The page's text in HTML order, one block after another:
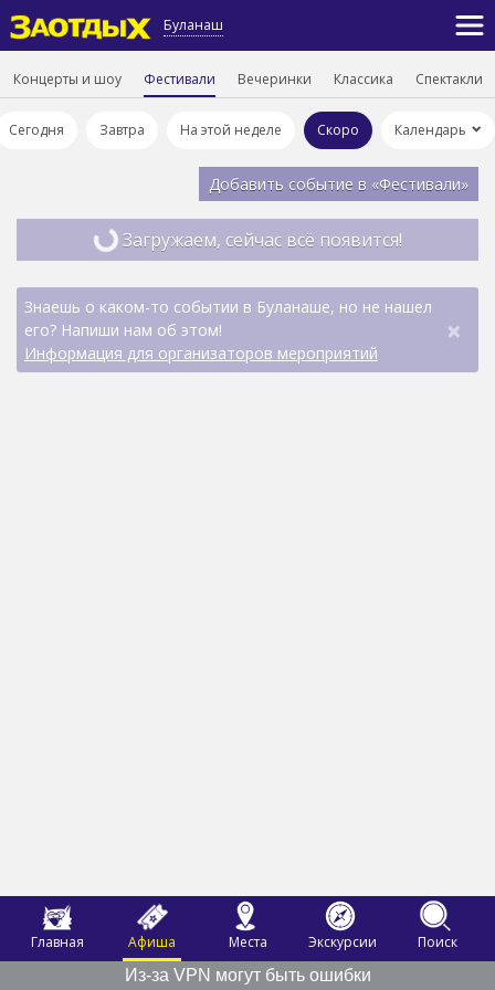
Буланаш
Главная Афиша Места Экскурсии
Поиск
Из-за VPN могут быть ошибки
Концерты и шоу Фестивали Вечеринки Классика Спектакли
Сегодня Завтра На этой неделе Скоро Календарь
Добавить событие в «Фестивали»
Загружаем, сейчас всё появится!
Знаешь о каком-то событии в Буланаше, но не нашел
его? Напиши нам об этом!
Информация для организаторов мероприятий
×